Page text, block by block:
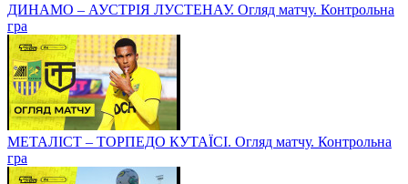
ДИНАМО – АУСТРІЯ ЛУСТЕНАУ. Огляд матчу. Контрольна
гра
МЕТАЛІСТ – ТОРПЕДО КУТАЇСІ. Огляд матчу. Контрольна
гра